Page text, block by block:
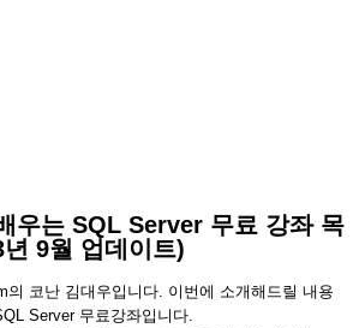
우는 SQL Server 무료 강좌 목
9월 업데이트)
의 코난 김대우입니다. 이번에 소개해드릴 내용
Server 무료강좌입니다.